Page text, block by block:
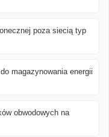
poza siecią typ
magazynowania energii
obwodowych na